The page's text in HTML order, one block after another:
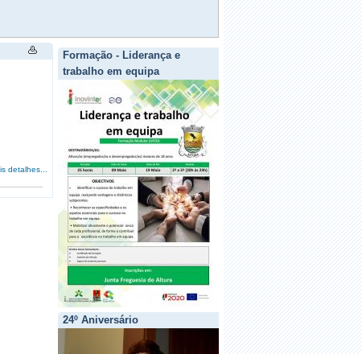
detalhes...
Formação - Liderança e
trabalho em equipa
24º Aniversário